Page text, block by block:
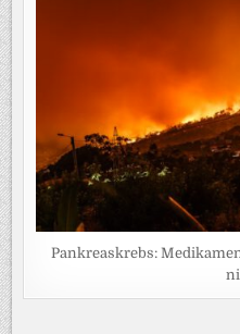
Pankreaskrebs: